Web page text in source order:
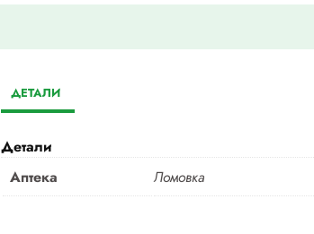
ДЕТАЛИ
Детали
Аптека
Ломовка